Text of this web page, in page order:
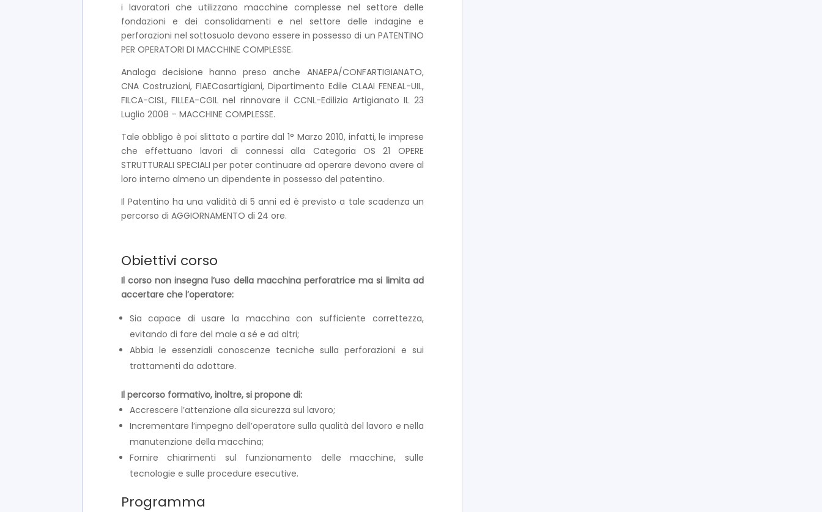
i lavoratori che utilizzano macchine complesse nel settore delle
fondazioni e dei consolidamenti e nel settore delle indagine e
perforazioni nel sottosuolo devono essere in possesso di un PATENTINO
PER OPERATORI DI MACCHINE COMPLESSE.
Analoga decisione hanno preso anche ANAEPA/CONFARTIGIANATO,
CNA Costruzioni, FIAECasartigiani, Dipartimento Edile CLAAI FENEAL-UIL,
FILCA-CISL, FILLEA-CGIL nel rinnovare il CCNL-Edilizia Artigianato IL 23
Luglio 2008 – MACCHINE COMPLESSE.
Tale obbligo è poi slittato a partire dal 1° Marzo 2010, infatti, le imprese
che effettuano lavori di connessi alla Categoria OS 21 OPERE
STRUTTURALI SPECIALI per poter continuare ad operare devono avere al
loro interno almeno un dipendente in possesso del patentino.
Il Patentino ha una validità di 5 anni ed è previsto a tale scadenza un
percorso di AGGIORNAMENTO di 24 ore.
Obiettivi corso
Il corso non insegna l’uso della macchina perforatrice ma si limita ad
accertare che l’operatore:
Sia capace di usare la macchina con sufficiente correttezza,
evitando di fare del male a sé e ad altri;
Abbia le essenziali conoscenze tecniche sulla perforazioni e sui
trattamenti da adottare.
Il percorso formativo, inoltre, si propone di:
Accrescere l’attenzione alla sicurezza sul lavoro;
Incrementare l’impegno dell’operatore sulla qualità del lavoro e nella
manutenzione della macchina;
Fornire chiarimenti sul funzionamento delle macchine, sulle
tecnologie e sulle procedure esecutive.
Programma